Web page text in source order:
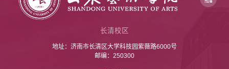
长清校区
地址：济南市长清区大学科技园紫薇路6000号
邮编：250300